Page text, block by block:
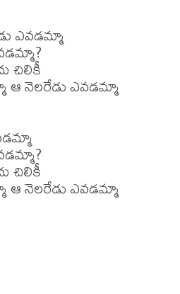
ఎవడమ్మా
చిలికీ
ఆ నెలరేడు ఎవడమ్మా
చిలికీ
ఆ నెలరేడు ఎవడమ్మా